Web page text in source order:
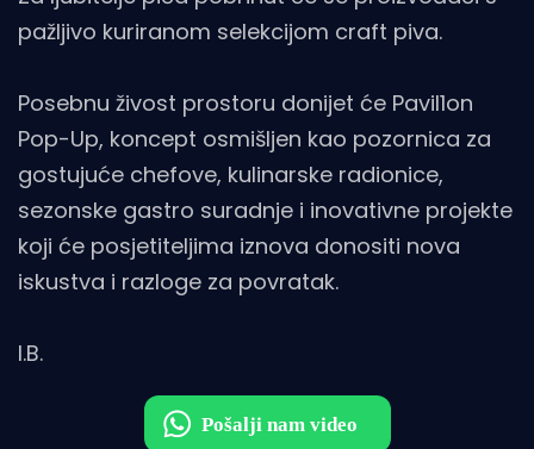
pažljivo kuriranom selekcijom craft piva.
Posebnu živost prostoru donijet će Pavil1on
Pop-Up, koncept osmišljen kao pozornica za
gostujuće chefove, kulinarske radionice,
sezonske gastro suradnje i inovativne projekte
koji će posjetiteljima iznova donositi nova
iskustva i razloge za povratak.
I.B.